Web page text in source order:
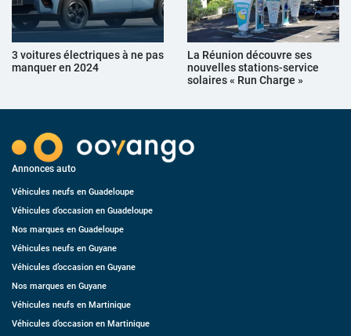
3 voitures électriques à ne pas
manquer en 2024
La Réunion découvre ses
nouvelles stations-service
solaires « Run Charge »
Annonces auto
Véhicules neufs en Guadeloupe
Véhicules d’occasion en Guadeloupe
Nos marques en Guadeloupe
Véhicules neufs en Guyane
Véhicules d’occasion en Guyane
Nos marques en Guyane
Véhicules neufs en Martinique
Véhicules d’occasion en Martinique